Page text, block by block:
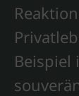
Beispiel